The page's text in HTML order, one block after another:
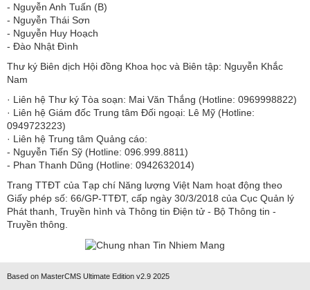
- Nguyễn Anh Tuấn (B)
- Nguyễn Thái Sơn
- Nguyễn Huy Hoạch
- Đào Nhật Đình
Thư ký Biên dịch Hội đồng Khoa học và Biên tập: Nguyễn Khắc
Nam
· Liên hệ Thư ký Tòa soạn: Mai Văn Thắng (Hotline: 0969998822)
· Liên hệ Giám đốc Trung tâm Đối ngoại: Lê Mỹ (Hotline:
0949723223)
· Liên hệ Trung tâm Quảng cáo:
- Nguyễn Tiến Sỹ (Hotline: 096.999.8811)
- Phan Thanh Dũng (Hotline: 0942632014)
Trang TTĐT của Tạp chí Năng lượng Việt Nam hoạt động theo
Giấy phép số: 66/GP-TTĐT, cấp ngày 30/3/2018 của Cục Quản lý
Phát thanh, Truyền hình và Thông tin Điện tử - Bộ Thông tin -
Truyền thông.
Based on MasterCMS Ultimate Edition v2.9 2025